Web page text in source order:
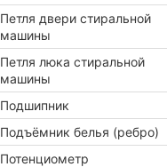
Петля двери стиральной
машины
Петля люка стиральной
машины
Подшипник
Подъёмник белья (ребро)
Потенциометр